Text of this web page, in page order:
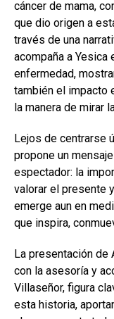
cáncer de mama,
que dio origen a
través de una
acompaña a
enfermedad,
también el impacto
la manera de mirar
Lejos de centrarse
propone un
espectador: la
valorar el presente
emerge aun en
que inspira,
La presentación de
con la asesoría y
Villaseñor, figura
esta historia,